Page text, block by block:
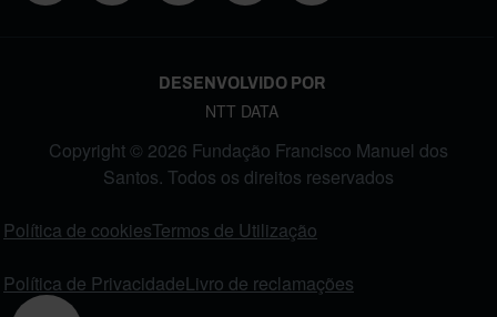
DESENVOLVIDO POR
NTT DATA
Copyright © 2026 Fundação Francisco Manuel dos
Santos. Todos os direitos reservados
Política de cookiesTermos de Utilização
Política de PrivacidadeLivro de reclamações